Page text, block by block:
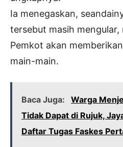
Ia menegaskan,
tersebut masih mengular,
Pemkot akan
main-main.
Baca Juga:
Warga
Tidak Dapat di Rujuk,
Daftar Tugas Faskes